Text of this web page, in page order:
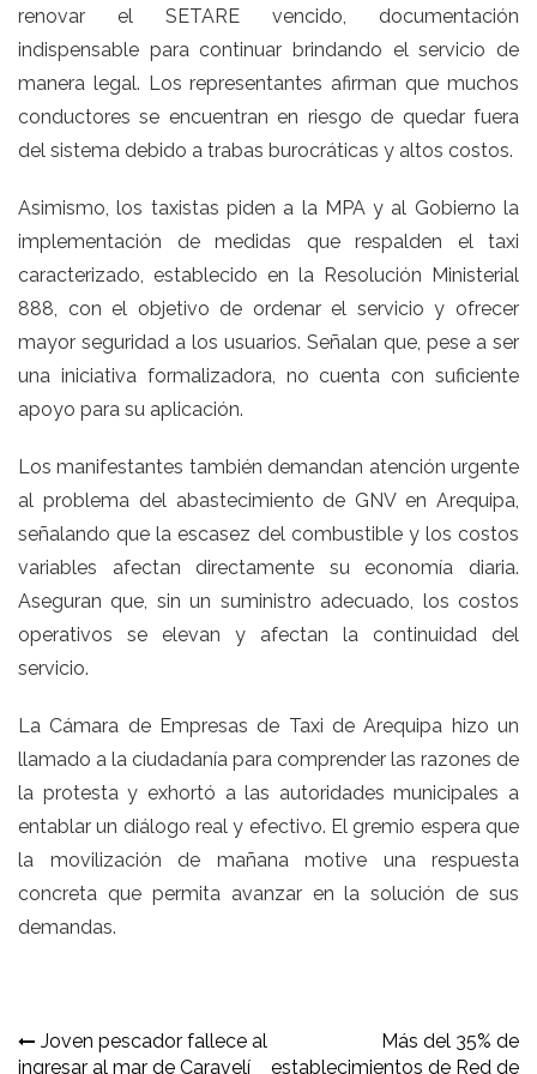
renovar el SETARE vencido, documentación
indispensable para continuar brindando el servicio de
manera legal. Los representantes afirman que muchos
conductores se encuentran en riesgo de quedar fuera
del sistema debido a trabas burocráticas y altos costos.
Asimismo, los taxistas piden a la MPA y al Gobierno la
implementación de medidas que respalden el taxi
caracterizado, establecido en la Resolución Ministerial
888, con el objetivo de ordenar el servicio y ofrecer
mayor seguridad a los usuarios. Señalan que, pese a ser
una iniciativa formalizadora, no cuenta con suficiente
apoyo para su aplicación.
Los manifestantes también demandan atención urgente
al problema del abastecimiento de GNV en Arequipa,
señalando que la escasez del combustible y los costos
variables afectan directamente su economía diaria.
Aseguran que, sin un suministro adecuado, los costos
operativos se elevan y afectan la continuidad del
servicio.
La Cámara de Empresas de Taxi de Arequipa hizo un
llamado a la ciudadanía para comprender las razones de
la protesta y exhortó a las autoridades municipales a
entablar un diálogo real y efectivo. El gremio espera que
la movilización de mañana motive una respuesta
concreta que permita avanzar en la solución de sus
demandas.
Navegación
Joven pescador fallece al
ingresar al mar de Caravelí
Más del 35% de
establecimientos de Red de